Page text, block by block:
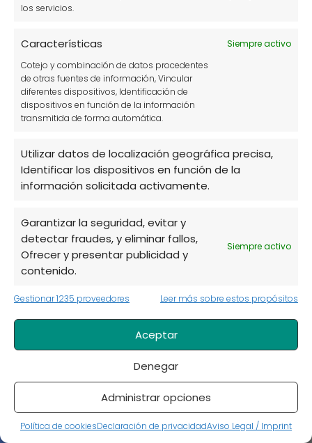
los servicios.
Características
Siempre activo
Cotejo y combinación de datos procedentes
de otras fuentes de información, Vincular
diferentes dispositivos, Identificación de
dispositivos en función de la información
transmitida de forma automática.
Utilizar datos de localización geográfica precisa,
Identificar los dispositivos en función de la
información solicitada activamente.
Garantizar la seguridad, evitar y
detectar fraudes, y eliminar fallos,
Ofrecer y presentar publicidad y
contenido.
Siempre activo
Gestionar 1235 proveedores Leer más sobre estos propósitos
Aceptar
Denegar
Administrar opciones
Política de cookiesDeclaración de privacidadAviso Legal / Imprint
Insectos y animales en el huerto
Jardinería
Paisajismo
Plagas
Plantas
Remedios caseros
El rincón del huerto urbano Huerto
Cómo evitar que se